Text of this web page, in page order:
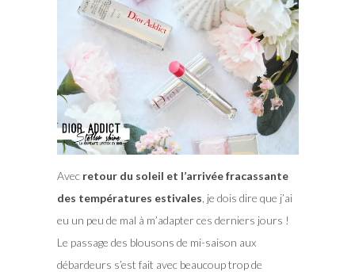
Avecretour du soleil et l’arrivée fracassante
des températures estivales , je dois dire que j’ai
eu un peu de mal à m’adapter ces derniers jours !
Le passage des blousons de mi-saison aux
débardeurs s’est fait avec beaucoup trop de